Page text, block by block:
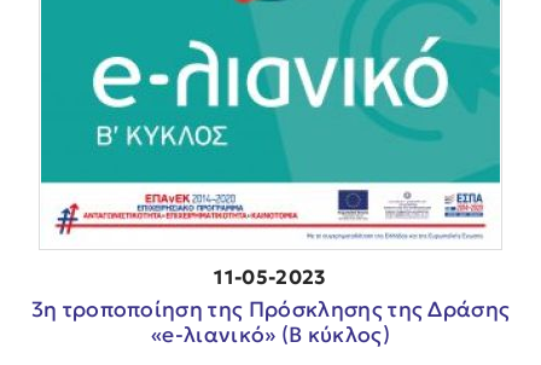
11-05-2023
3η τροποποίηση της Πρόσκλησης της Δράσης
«e-λιανικό» (Β κύκλος)